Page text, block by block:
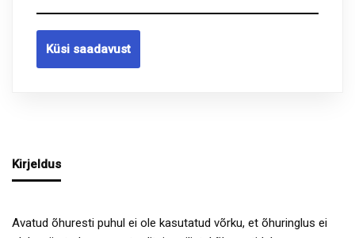
Küsi saadavust
Kirjeldus
Avatud õhuresti puhul ei ole kasutatud võrku, et õhuringlus ei